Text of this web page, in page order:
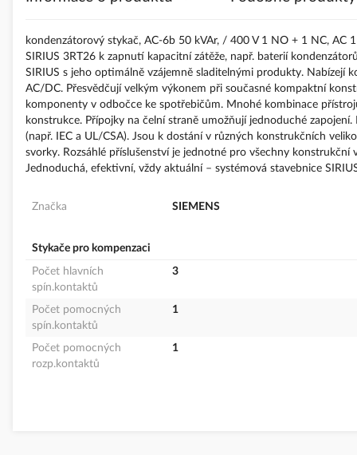
kondenzátorový stykač, AC-6b 50 kVAr, / 400 V 1 NO + 1 NC, AC
SIRIUS 3RT26 k zapnutí kapacitní zátěže, např. baterií
SIRIUS s jeho optimálně vzájemně sladitelnými produkty. Nabízejí
AC/DC. Přesvědčují velkým výkonem při současné kompaktní
komponenty v odbočce ke spotřebičům. Mnohé kombinace
konstrukce. Přípojky na čelní straně umožňují jednoduché
(např. IEC a UL/CSA). Jsou k dostání v různých konstrukčních
svorky. Rozsáhlé příslušenství je jednotné pro všechny
Jednoduchá, efektivní, vždy aktuální – systémová stavebnice
Značka SIEMENS
Stykače pro kompenzaci
Počet hlavních
spín.kontaktů
3
Počet pomocných
spín.kontaktů
1
Počet pomocných
rozp.kontaktů
1